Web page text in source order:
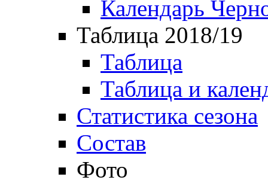
Календарь
Таблица 2018/19
Таблица
Таблица и
Статистика сезона
Состав
Фото